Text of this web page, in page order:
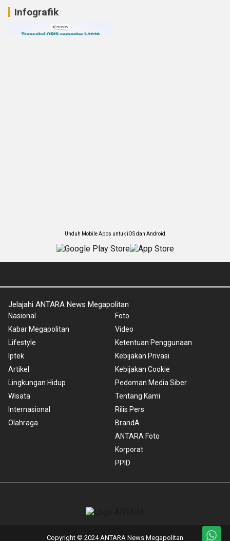
Infografik
Unduh Mobile Apps untuk iOS dan Android
Jelajahi ANTARA News Megapolitan
Nasional
Kabar Megapolitan
Lifestyle
Iptek
Artikel
Lingkungan Hidup
Wisata
Internasional
Olahraga
Foto
Video
Ketentuan Penggunaan
Kebijakan Privasi
Kebijakan Cookie
Pedoman Media Siber
Tentang Kami
Rilis Pers
BrandA
ANTARA Foto
Korporat
PPID
Copyright © 2024 ANTARA News Megapolitan